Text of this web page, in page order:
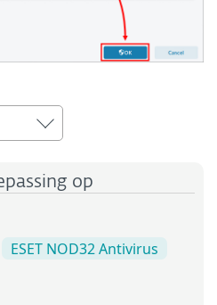
op
ESET NOD32 Antivirus